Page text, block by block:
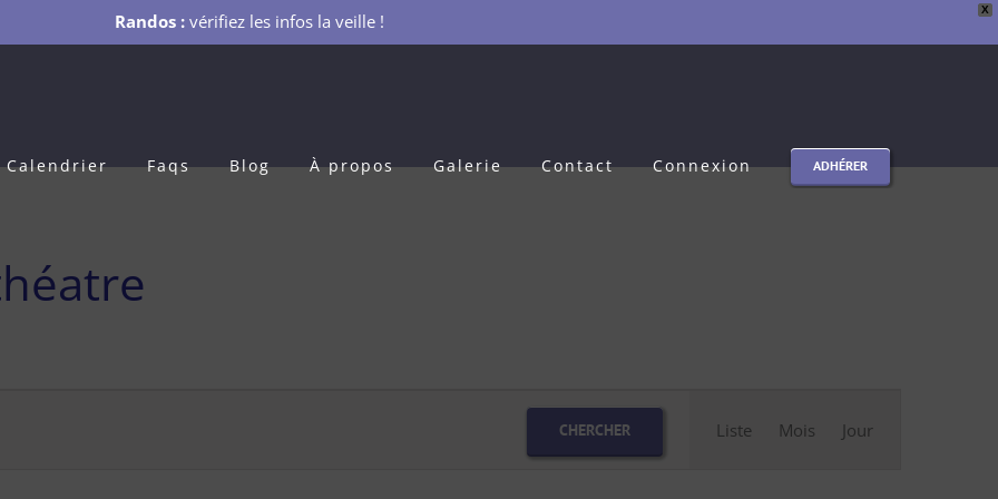
X
Randos : vérifiez les infos la veille !
Calendrier Faqs Blog À propos Galerie Contact Connexion ADHÉRER
CHERCHER
de
Liste Mois Jour